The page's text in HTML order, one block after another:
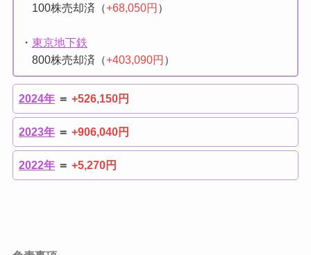
100株売却済（+68,050円 ）
・ 東京地下鉄
800株売却済（+403,090円 ）
2024年＝ +526,150円
2023年＝ +906,040円
2022年＝ +5,270円